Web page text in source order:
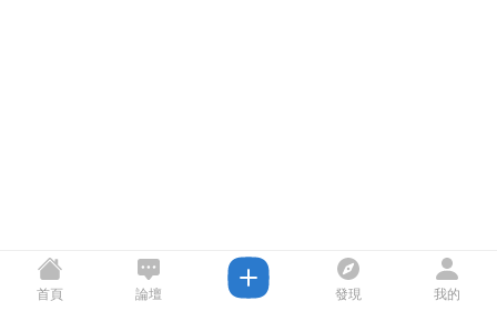
首頁 論壇 發現 我的